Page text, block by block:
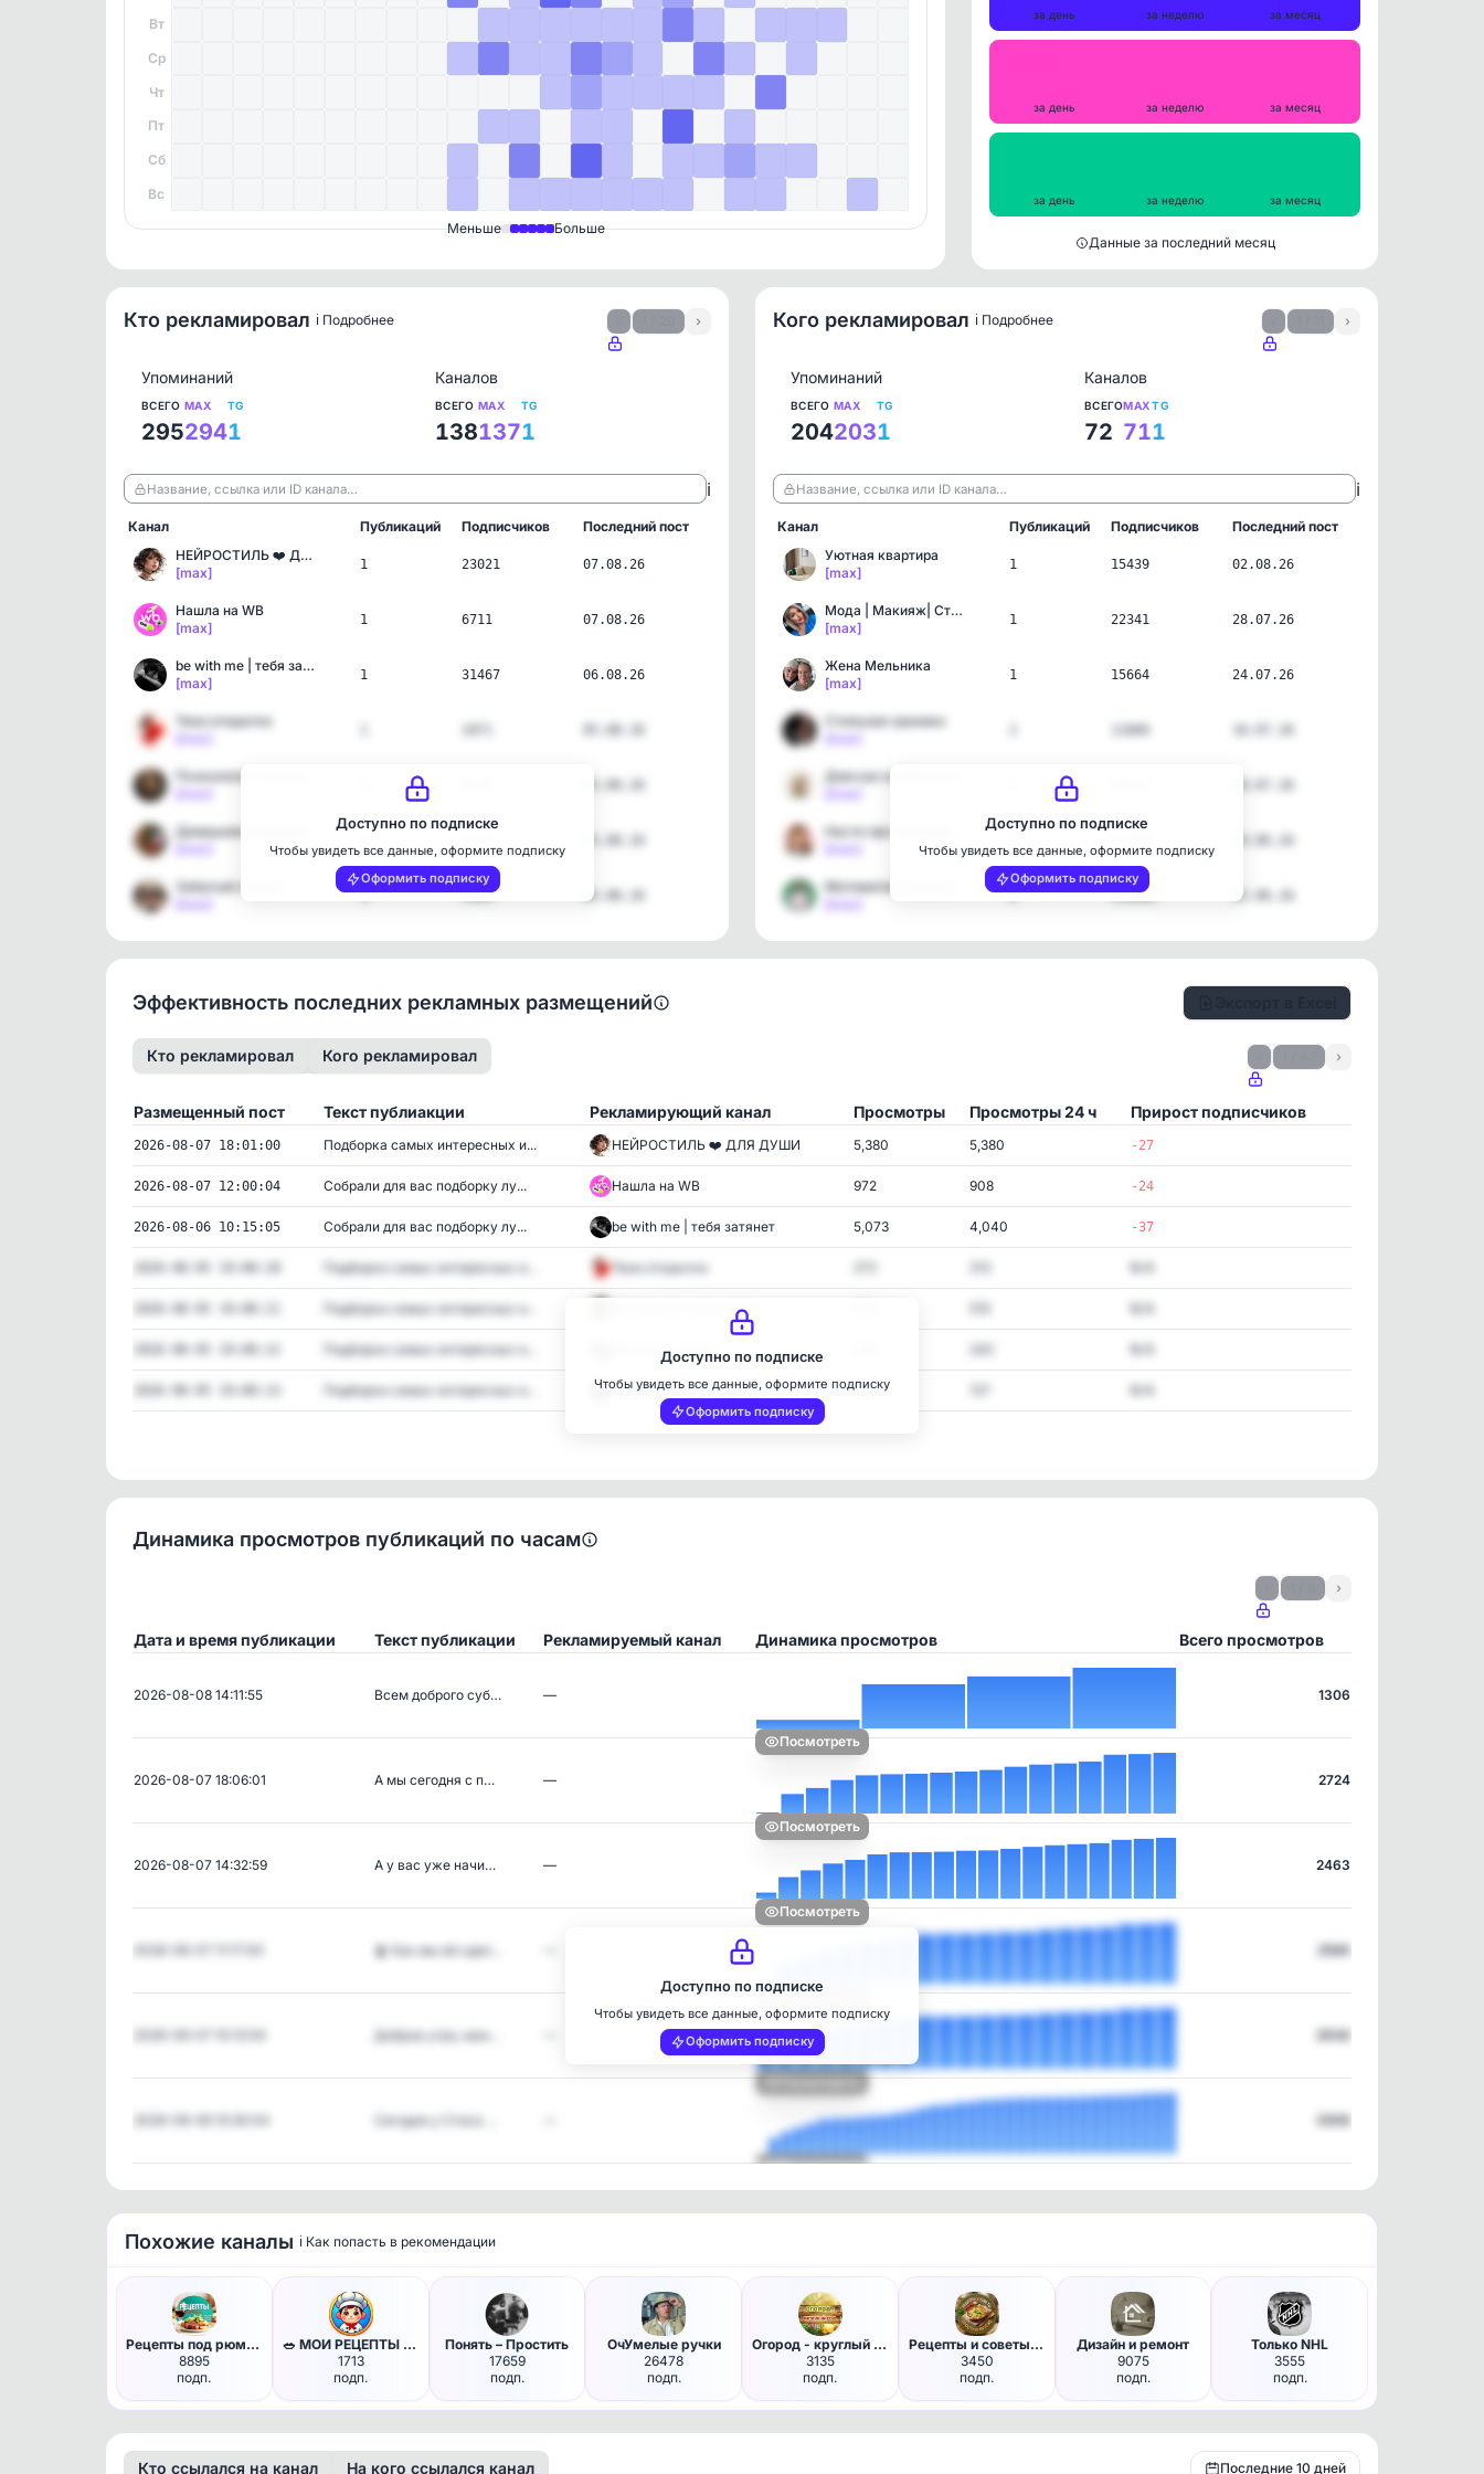
Вт
Ср
Чт
Пт
Сб
Вс
Меньше Больше
за день за неделю за месяц
за день за неделю за месяц
за день за неделю за месяц
Данные за последний месяц
Кто рекламировал ℹ️ Подробнее ›
Упоминаний
ВСЕГО
295
MAX
294
TG
1
Каналов
ВСЕГО
138
MAX
137
TG
1
Название, ссылка или ID канала… ℹ️
Канал Публикаций Подписчиков
Последний пост
НЕЙРОСТИЛЬ ❤️ ДЛЯ ДУШИ
[max]
1 23021 07.08.26
Нашла на WB
[max]
1 6711 07.08.26
be with me | тебя затянет
[max]
1 31467 06.08.26
Твои открытки
Забытый сюжет
1 3403 05.08.26
Доступно по подписке
Чтобы увидеть все данные, оформите подписку
Оформить подписку
Кого рекламировал ℹ️ Подробнее ›
Упоминаний
ВСЕГО
204
MAX
203
TG
1
Каналов
ВСЕГО
72
MAX
71
TG
1
Название, ссылка или ID канала… ℹ️
Канал Публикаций Подписчиков
Последний пост
Уютная квартира
[max]
1 15439 02.08.26
Мода | Макияж| Стиль
[max]
1 22341 28.07.26
Жена Мельника
[max]
1 15664 24.07.26
Стильная хроника
Математик Андрей
2 332602 25.06.26
Доступно по подписке
Чтобы увидеть все данные, оформите подписку
Оформить подписку
Эффективность последних рекламных размещений
Кто рекламировал Кого рекламировал ›
Размещенный пост Текст публиакции Рекламирующий канал Просмотры Просмотры 24 ч Прирост подписчиков
2026-08-07 18:01:00 Подборка самых интересных и... НЕЙРОСТИЛЬ ❤️ ДЛЯ ДУШИ 5,380 5,380 -27
2026-08-07 12:00:04 Собрали для вас подборку лу... Нашла на WB 972 908 -24
2026-08-06 10:15:05 Собрали для вас подборку лу... be with me | тебя затянет 5,073 4,040 -37
Подборка самых интересных и... Твои открытки
Подборка самых интересных и... Домашняя кулинария
Подборка самых интересных и... Забытый сюжет
Подборка самых интересных и... Психология отношений 148
Доступно по подписке
Чтобы увидеть все данные, оформите подписку
Оформить подписку
Динамика просмотров публикаций по часам
›
Дата и время публикации Текст публикации Рекламируемый канал Динамика просмотров Всего просмотров
2026-08-08 14:11:55 Всем доброго суб… —
Посмотреть
1306
2026-08-07 18:06:01 А мы сегодня с п… —
Посмотреть
2724
2026-08-07 14:32:59 А у вас уже начи… —
Посмотреть
2463
🪴 Как мы её сдел…
Посмотреть
2596
Доброе утро, мои…
Посмотреть
2936
Сегодня у Стаса …
Посмотреть
3508
Доступно по подписке
Чтобы увидеть все данные, оформите подписку
Оформить подписку
Похожие каналы ℹ️ Как попасть в рекомендации
Рецепты под рюмочку
8895
подп.
🥗 МОИ РЕЦЕПТЫ - завтрак обед …
1713
подп.
Понять – Простить
17659
подп.
ОчУмелые ручки
26478
подп.
Огород - круглый год | Сад, Д…
3135
подп.
Рецепты и советы /Просто и вк…
3450
подп.
Дизайн и ремонт
9075
подп.
Только NHL
3555
подп.
Кто ссылался на канал На кого ссылался канал Последние 10 дней